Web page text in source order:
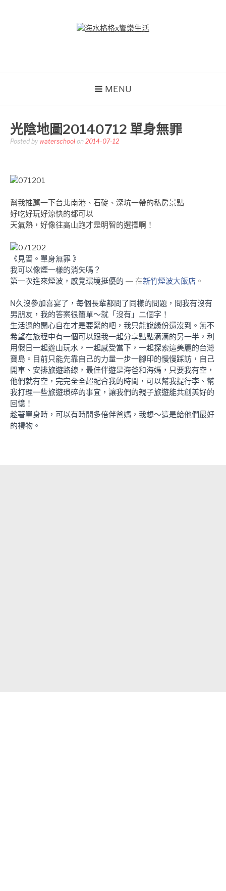
MENU
光陰地圖20140712 單身無罪
Posted by waterschool on 2014-07-12
幫我推薦一下台北南港、石碇、深坑一帶的私房景點
好吃好玩好涼快的都可以
天氣熱，好像往高山跑才是明智的選擇啊！
《見習。單身無罪 》
我可以像煙一樣的消失嗎？
第一次進來煙波，感覺環境挺優的 — 在新竹煙波大飯店 。
N久沒參加喜宴了，每個長輩都問了同樣的問題，問我有沒有
男朋友，我的答案很簡單～就「沒有」二個字！
生活過的開心自在才是要緊的吧，我只能說緣份還沒到。無不
希望在旅程中有一個可以跟我一起分享點點滴滴的另一半，利
用假日一起遊山玩水，一起感受當下，一起探索這美麗的台灣
寶島。目前只能先靠自己的力量一步一腳印的慢慢踩訪，自己
開車、安排旅遊路線，最佳伴遊是海爸和海媽，只要我有空，
他們就有空，完完全全超配合我的時間，可以幫我提行李、幫
我打理一些旅遊瑣碎的事宜，讓我們的親子旅遊能共創美好的
回憶！
趁著單身時，可以有時間多倍伴爸媽，我想～這是給他們最好
的禮物。